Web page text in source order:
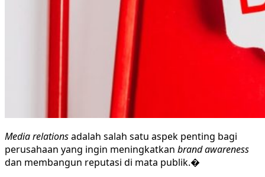
Media relationsadalah salah satu aspek penting bagi
perusahaan yang ingin meningkatkan brand awareness
dan membangun reputasi di mata publik.�